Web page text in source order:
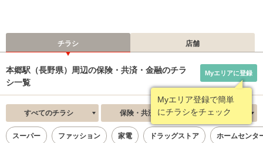
チラシ 店舗
本郷駅（長野県）周辺の保険・共済・金融のチラ
シ一覧
Myエリア登録で簡単
にチラシをチェック
Myエリアに登録
すべてのチラシ 保険・共済・金融 新着順
スーパー ファッション 家電 ドラッグストア ホームセンタ